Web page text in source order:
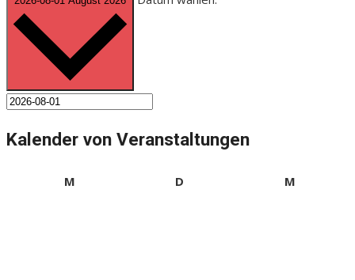
Kalender von Veranstaltungen
MMontag D MMittwoch